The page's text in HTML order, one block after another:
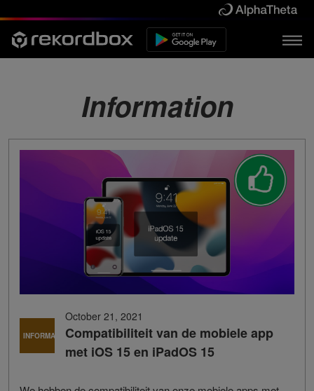
Information
INFORMATIE
October 21, 2021
Compatibiliteit van de mobiele app
met iOS 15 en iPadOS 15